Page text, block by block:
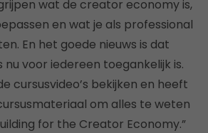
wat de creator economy is,
en wat je als professional
En het goede nieuws is dat
nu voor iedereen toegankelijk is.
cursusvideo’s bekijken en heeft
om alles te weten
for the Creator Economy.”